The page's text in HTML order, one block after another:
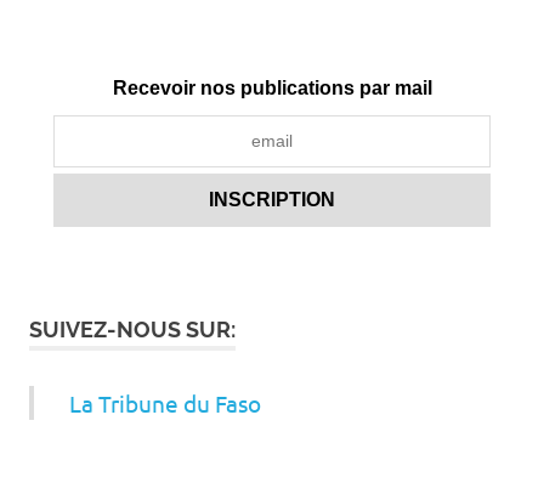
Recevoir nos publications par mail
SUIVEZ-NOUS SUR:
La Tribune du Faso